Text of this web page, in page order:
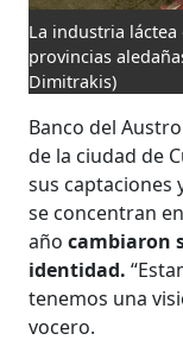
La industria láctea
provincias
Dimitrakis)
Banco del
de la ciudad de
sus captaciones
se concentran
añocambiaron
identidad.
tenemos una
vocero.